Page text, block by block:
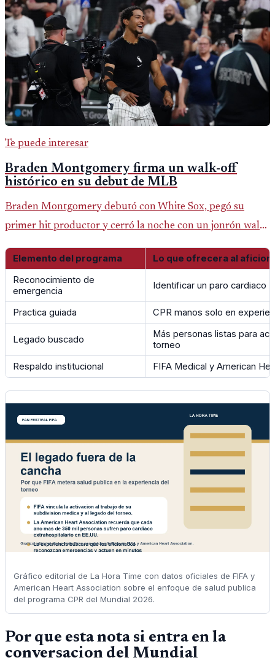
Te puede interesar
Braden Montgomery firma un walk-off
histórico en su debut de MLB
Braden Montgomery debutó con White Sox, pegó su
primer hit productor y cerró la noche con un jonrón walk-
este tipo en la historia.
Elemento del programa
Lo que ofrecera al
Reconocimiento de
emergencia
Identificar un paro cardiaco
Practica guiada CPR manos solo en
Legado buscado
Más personas listas para
torneo
Respaldo institucional
FIFA Medical y American
Gráfico editorial de La Hora Time con datos oficiales de FIFA y
American Heart Association sobre el enfoque de salud publica
del programa CPR del Mundial 2026.
Por que esta nota si entra en la
conversacion del Mundial